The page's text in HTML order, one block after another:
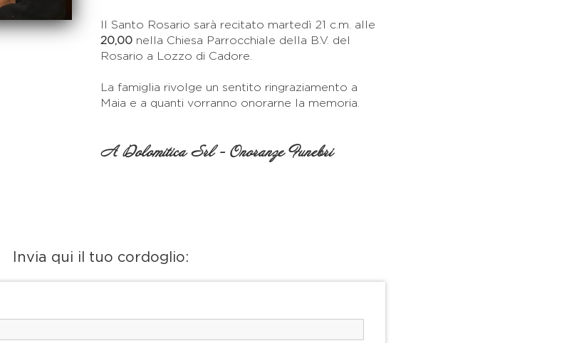
Il Santo Rosario sarà recitato martedì 21 c.m. alle
20,00 nella Chiesa Parrocchiale della B.V. del
Rosario a Lozzo di Cadore.
La famiglia rivolge un sentito ringraziamento a
Maia e a quanti vorranno onorarne la memoria.
A Dolomitica Srl - Onoranze Funebri
Invia qui il tuo cordoglio: